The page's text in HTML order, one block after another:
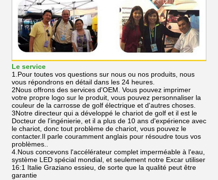
Le service
1.Pour toutes vos questions sur nous ou nos produits, nous
vous répondrons en détail dans les 24 heures.
2Nous offrons des services d'OEM. Vous pouvez imprimer
votre propre logo sur le produit, vous pouvez personnaliser la
couleur de la carrosse de golf électrique et d'autres choses.
3Notre directeur qui a développé le chariot de golf et il est le
Docteur de l'ingénierie, et il a plus de 10 ans d'expérience avec
le chariot, donc tout problème de chariot, vous pouvez le
contacter.Il parle couramment anglais pour résoudre tous vos
problèmes..
4.Nous concevons l'accélérateur complet imperméable à l'eau,
système LED spécial mondial, et seulement notre Excar utiliser
16:1 Italie Graziano essieu, de sorte que la qualité peut être
garantie